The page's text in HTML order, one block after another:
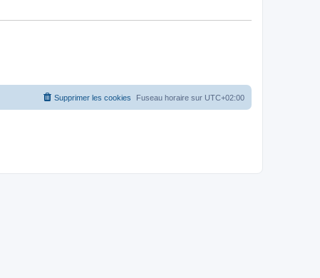
Fuseau horaire sur UTC+02:00
Supprimer les cookies